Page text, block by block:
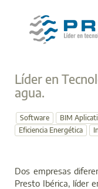
Líder en
agua.
Software BIM
Eficiencia Energética
Dos empresas
Presto Ibérica, líder